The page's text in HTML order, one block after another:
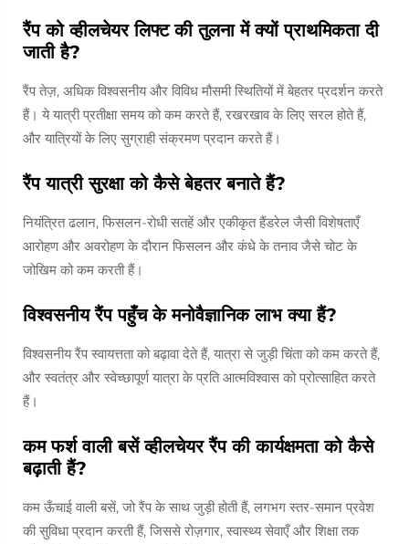
रैंप को व्हीलचेयर लिफ्ट की तुलना में क्यों प्राथमिकता दी
जाती है?
रैंप तेज़, अधिक विश्वसनीय और विविध मौसमी स्थितियों में बेहतर प्रदर्शन करते
हैं। ये यात्री प्रतीक्षा समय को कम करते हैं, रखरखाव के लिए सरल होते हैं,
और यात्रियों के लिए सुग्राही संक्रमण प्रदान करते हैं।
रैंप यात्री सुरक्षा को कैसे बेहतर बनाते हैं?
नियंत्रित ढलान, फिसलन-रोधी सतहें और एकीकृत हैंडरेल जैसी विशेषताएँ
आरोहण और अवरोहण के दौरान फिसलन और कंधे के तनाव जैसे चोट के
जोखिम को कम करती हैं।
विश्वसनीय रैंप पहुँच के मनोवैज्ञानिक लाभ क्या हैं?
विश्वसनीय रैंप स्वायत्तता को बढ़ावा देते हैं, यात्रा से जुड़ी चिंता को कम करते हैं,
और स्वतंत्र और स्वेच्छापूर्ण यात्रा के प्रति आत्मविश्वास को प्रोत्साहित करते
हैं।
कम फर्श वाली बसें व्हीलचेयर रैंप की कार्यक्षमता को कैसे
बढ़ाती हैं?
कम ऊँचाई वाली बसें, जो रैंप के साथ जुड़ी होती हैं, लगभग स्तर-समान प्रवेश
की सुविधा प्रदान करती हैं, जिससे रोज़गार, स्वास्थ्य सेवाएँ और शिक्षा तक